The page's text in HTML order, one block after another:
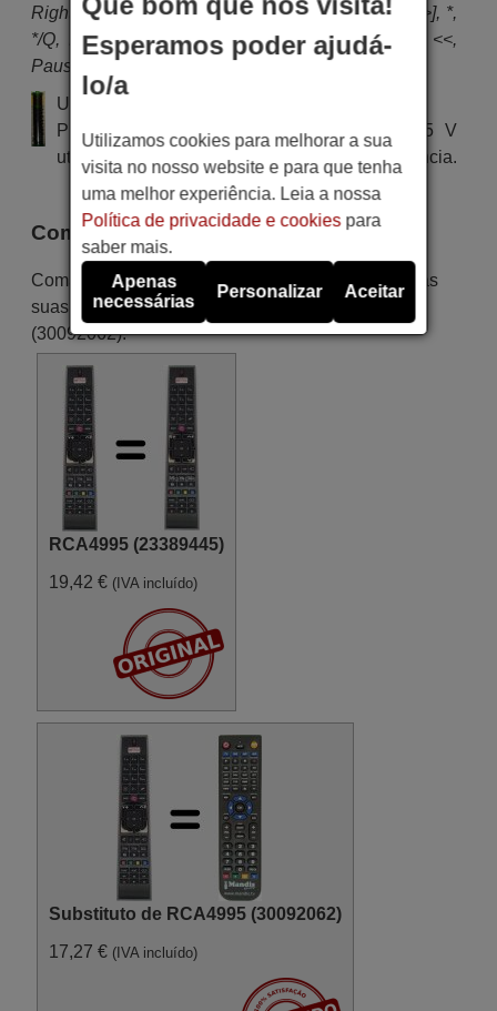
Right, Mute, i, Exit, Source, EPG, TXT, Q.Menu, [>], *,
*/Q, Red, Green, Yellow, Blue, Lang, Subt., [+], <<,
Pause, >>, Play, Stop, Rec
Utiliza 2 pilhas do tipo AAA
Pilha alcalina tipo AA LR03 de tensão 1.5 V
utilizada em alguns tipos de comandos à distância.
Comandos Equivalentes
Comandos equivalente que substituem em todas as
suas funções o comando QILIVE RCA4995
(30092062):
RCA4995 (23389445)
19,42 € (IVA incluído)
Substituto de RCA4995 (30092062)
17,27 € (IVA incluído)
Esperamos poder ajudá-
lo/a
Utilizamos cookies para melhorar a sua
visita no nosso website e para que tenha
uma melhor experiência. Leia a nossa
Política de privacidade e cookiespara
saber mais.
Apenas
necessárias
Personalizar Aceitar